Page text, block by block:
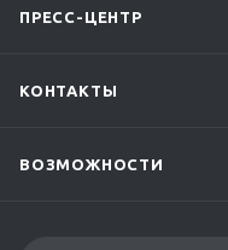
ПРЕСС-ЦЕНТР
КОНТАКТЫ
ВОЗМОЖНОСТИ